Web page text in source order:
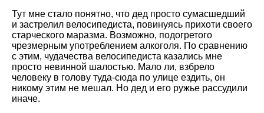
Тут мне стало понятно, что дед просто сумасшедший
и застрелил велосипедиста, повинуясь прихоти своего
старческого маразма. Возможно, подогретого
чрезмерным употреблением алкоголя. По сравнению
с этим, чудачества велосипедиста казались мне
просто невинной шалостью. Мало ли, взбрело
человеку в голову туда-сюда по улице ездить, он
никому этим не мешал. Но дед и его ружье рассудили
иначе.